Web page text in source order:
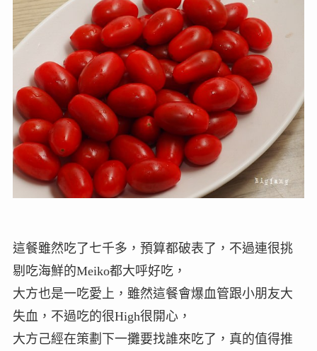
這餐雖然吃了七千多，預算都破表了，不過連很挑
剔吃海鮮的Meiko都大呼好吃，
大方也是一吃愛上，雖然這餐會爆血管跟小朋友大
失血，不過吃的很High很開心，
大方己經在策劃下一攤要找誰來吃了，真的值得推